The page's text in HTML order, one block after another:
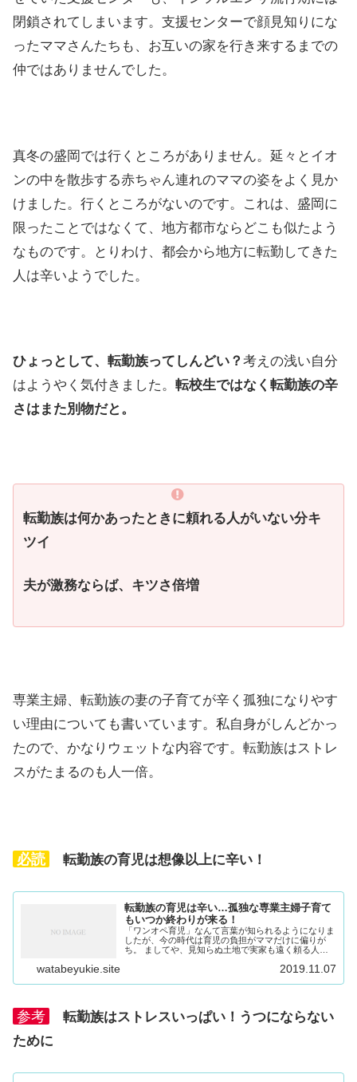
閉鎖されてしまいます。支援センターで顔見知りにな
ったママさんたちも、お互いの家を行き来するまでの
仲ではありませんでした。
真冬の盛岡では行くところがありません。延々とイオ
ンの中を散歩する赤ちゃん連れのママの姿をよく見か
けました。行くところがないのです。これは、盛岡に
限ったことではなくて、地方都市ならどこも似たよう
なものです。とりわけ、都会から地方に転勤してきた
人は辛いようでした。
ひょっとして、転勤族ってしんどい？ 考えの浅い自分
はようやく気付きました。 転校生ではなく転勤族の辛
さはまた別物だと。
転勤族は何かあったときに頼れる人がいない分キ
ツイ
夫が激務ならば、キツさ倍増
専業主婦、転勤族の妻の子育てが辛く孤独になりやす
い理由についても書いています。私自身がしんどかっ
たので、かなりウェットな内容です。転勤族はストレ
スがたまるのも人一倍。
必読 転勤族の育児は想像以上に辛い！
転勤族の育児は辛い…孤独な専業主婦子育て
もいつか終わりが来る！
「ワンオペ育児」なんて言葉が知られるようになりま
したが、今の時代は育児の負担がママだけに偏りが
ち。 ましてや、見知らぬ土地で実家も遠く頼る人も
激務ならば、日中は一人で家事に育児にせいいっぱ
watabeyukie.site 2019.11.07
参考
転勤族はストレスいっぱい！うつにならない
ために